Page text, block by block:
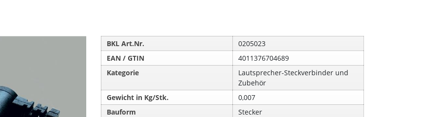
BKL Art.Nr.
0205023
EAN / GTIN
4011376704689
Kategorie
Lautsprecher-Steckverbinder und
Zubehör
Gewicht in Kg/Stk.
0,007
Bauform
Stecker